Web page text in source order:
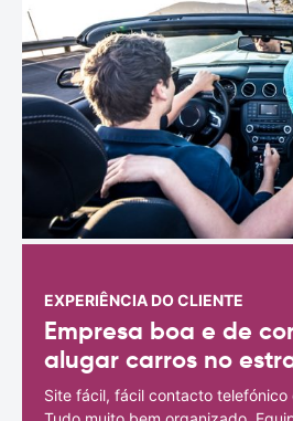
EXPERIÊNCIA DO CLIENTE
Empresa boa e de
alugar carros no
Site fácil, fácil contacto telefónico